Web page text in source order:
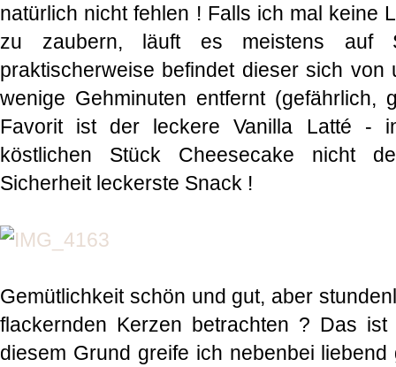
natürlich nicht fehlen ! Falls ich mal keine
zu zaubern, läuft es meistens auf
praktischerweise befindet dieser sich
wenige Gehminuten entfernt (gefährlich,
Favorit ist der leckere Vanilla Latté -
köstlichen Stück Cheesecake nicht
Sicherheit leckerste Snack !
Gemütlichkeit schön und gut, aber
flackernden Kerzen betrachten ? Das
diesem Grund greife ich nebenbei